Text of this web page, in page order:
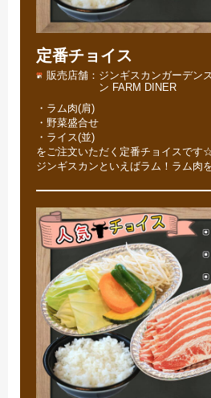
定番チョイス
販売店舗
ジンギスカンガーデン
ン FARM DINER
・ラム肉(肩)
・野菜盛合せ
・ライス(並)
をご注文いただく定番チョイスです
ジンギスカンといえばラム！ラム肉